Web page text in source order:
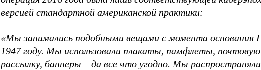
версией стандартной американской практики:
«Мы занимались подобными вещами с момента основания
1947 году. Мы использовали плакаты, памфлеты, почтовую
рассылку, баннеры – да все что угодно. Мы